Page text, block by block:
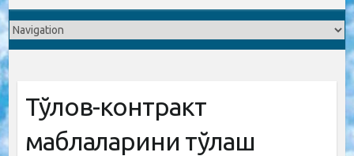
Тўлов-контракт
маблағларини тўлаш